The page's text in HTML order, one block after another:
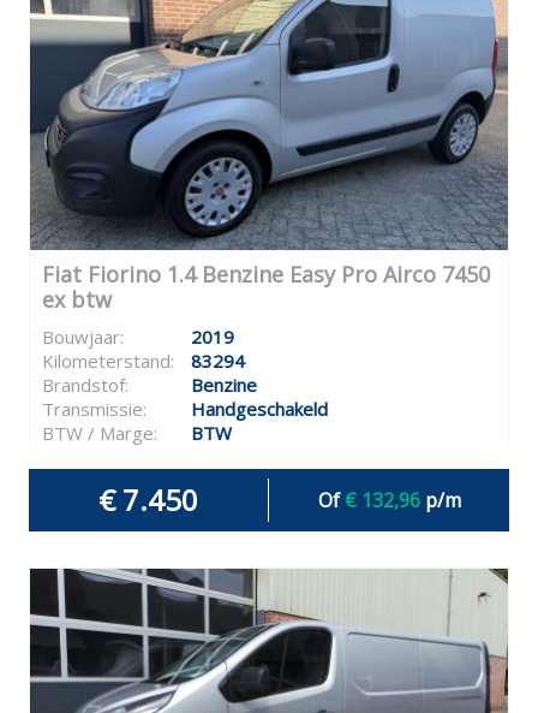
Fiat Fiorino 1.4 Benzine Easy Pro Airco 7450
ex btw
Bouwjaar:
2019
Kilometerstand:
83294
Brandstof:
Benzine
Transmissie:
Handgeschakeld
BTW / Marge:
BTW
€ 7.450 Of€ 132,96p/m